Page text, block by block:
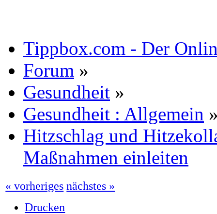
Tippbox.com - Der
Forum »
Gesundheit »
Gesundheit : Allgemein
Hitzschlag und
Maßnahmen einleiten
« vorheriges nächstes »
Drucken